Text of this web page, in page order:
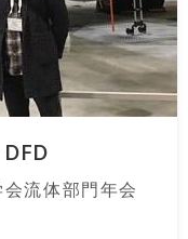
流体部門年会